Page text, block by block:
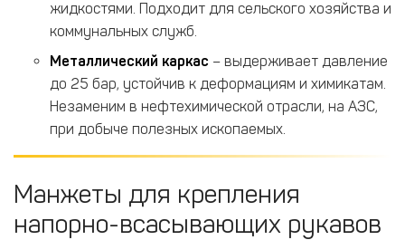
жидкостями. Подходит для сельского хозяйства и
коммунальных служб.
Металлический каркас – выдерживает давление
до 25 бар, устойчив к деформациям и химикатам.
Незаменим в нефтехимической отрасли, на АЗС,
при добыче полезных ископаемых.
Манжеты для крепления
напорно-всасывающих рукавов